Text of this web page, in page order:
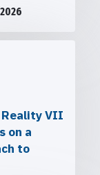
Reality VII
on a
to